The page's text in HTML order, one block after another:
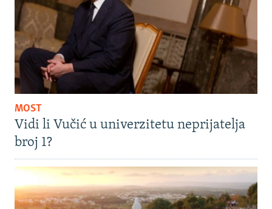
MOST
Vidi li Vučić u univerzitetu neprijatelja
broj 1?